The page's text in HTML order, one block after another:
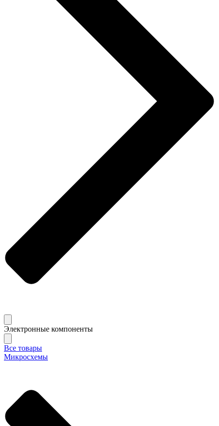
Электронные компоненты
Все товары
Микросхемы